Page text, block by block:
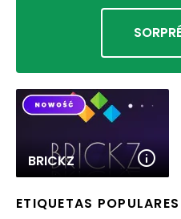
BRICKZ
ETIQUETAS POPULARES